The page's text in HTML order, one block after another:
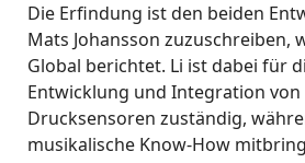
Die Erfindung ist den beiden
Mats Johansson zuzuschreiben,
Global berichtet. Li ist dabei für
Entwicklung und Integration von
Drucksensoren zuständig,
musikalische Know-How